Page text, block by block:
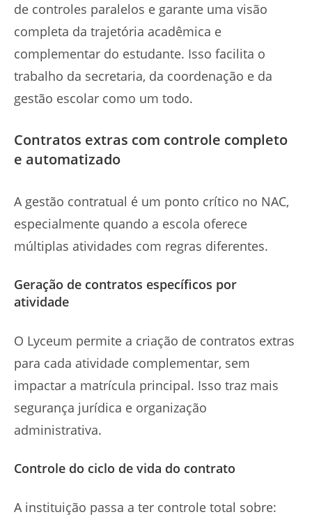
de controles paralelos e garante uma visão
completa da trajetória acadêmica e
complementar do estudante. Isso facilita o
trabalho da secretaria, da coordenação e da
gestão escolar como um todo.
Contratos extras com controle completo
e automatizado
A gestão contratual é um ponto crítico no NAC,
especialmente quando a escola oferece
múltiplas atividades com regras diferentes.
Geração de contratos específicos por
atividade
O Lyceum permite a criação de contratos extras
para cada atividade complementar, sem
impactar a matrícula principal. Isso traz mais
segurança jurídica e organização
administrativa.
Controle do ciclo de vida do contrato
A instituição passa a ter controle total sobre: